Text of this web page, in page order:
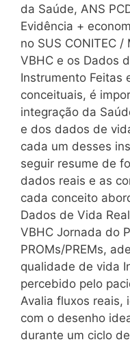
da Saúde, ANS
Evidência +
no SUS CONITEC
VBHC e os Dados
Instrumento Feitas
conceituais, é
integração da
e dos dados de
cada um desses
seguir resume de
dados reais e as
cada conceito
Dados de Vida
VBHC Jornada do
PROMs/PREMs,
qualidade de vida
percebido pelo
Avalia fluxos reais,
com o desenho
durante um ciclo